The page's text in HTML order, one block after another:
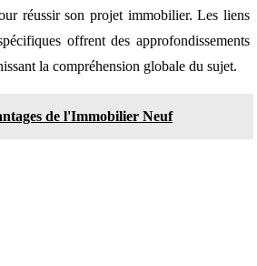
réussir son projet immobilier. Les liens
offrent des approfondissements
la compréhension globale du sujet.
de l'Immobilier Neuf